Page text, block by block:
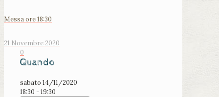
Messa ore 18:30
21 Novembre 2020
0
Quando
sabato 14/11/2020
18:30 - 19:30